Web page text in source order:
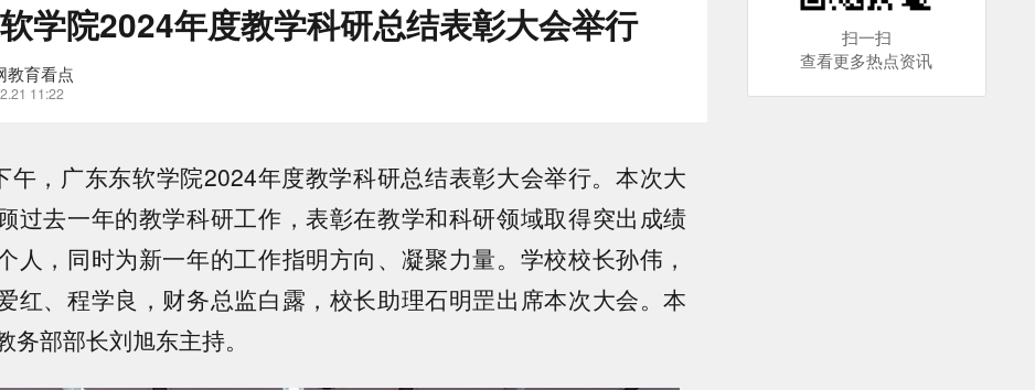
学院2024年度教学科研总结表彰大会举行
教育看点
11:22
午，广东东软学院2024年度教学科研总结表彰大会举行。本次大
过去一年的教学科研工作，表彰在教学和科研领域取得突出成绩
人，同时为新一年的工作指明方向、凝聚力量。学校校长孙伟，
红、程学良，财务总监白露，校长助理石明罡出席本次大会。本
务部部长刘旭东主持。
扫一扫
查看更多热点资讯